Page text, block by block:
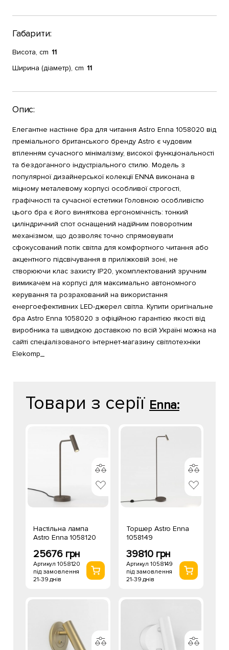
Габарити:
Висота, cm 11
Ширина (діаметр), cm 11
Опис:
Елегантне настінне бра для читання Astro Enna 1058020 від
преміального британського бренду Astro є чудовим
втіленням сучасного мінімалізму, високої функціональності
та бездоганного індустріального стилю. Модель з
популярної дизайнерської колекції ENNA виконана в
міцному металевому корпусі особливої строгості,
графічності та сучасної естетики Головною особливістю
цього бра є його виняткова ергономічність: тонкий
циліндричний спот оснащений надійним поворотним
механізмом, що дозволяє точно спрямовувати
сфокусований потік світла для комфортного читання або
акцентного підсвічування в приліжковій зоні, не
створюючи клас захисту IP20, укомплектований зручним
вимикачем на корпусі для максимально автономного
керування та розрахований на використання
енергоефективних LED-джерел світла. Купити оригінальне
бра Astro Enna 1058020 з офіційною гарантією якості від
виробника та швидкою доставкою по всій Україні можна на
сайті спеціалізованого інтернет-магазину світлотехніки
Elekomp_
Товари з серії Enna:
Настільна лампа
Astro Enna 1058120
25676 грн
Артикул 1058120
під замовлення
21-39 днів
Торшер Astro Enna
1058149
39810 грн
Артикул 1058149
під замовлення
21-39 днів